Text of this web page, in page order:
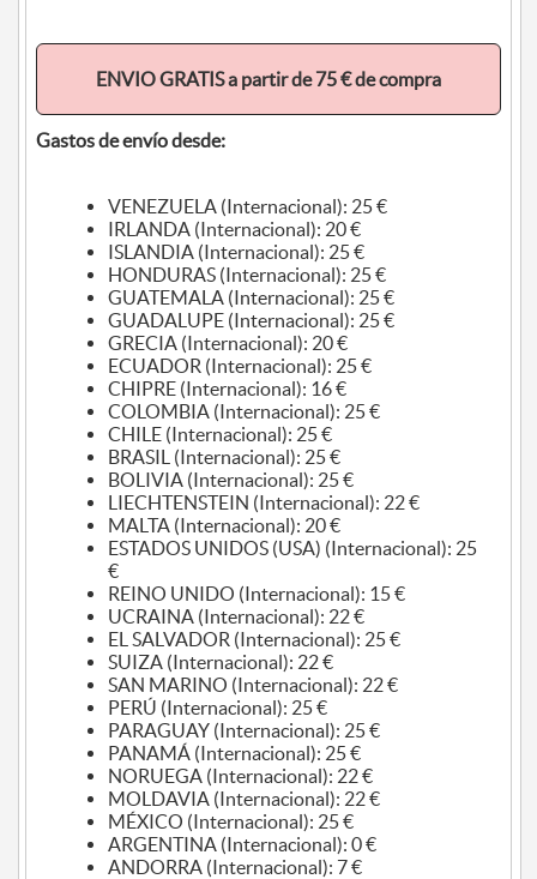
ENVIO GRATIS a partir de 75 € de compra
Gastos de envío desde:
VENEZUELA (Internacional): 25 €
IRLANDA (Internacional): 20 €
ISLANDIA (Internacional): 25 €
HONDURAS (Internacional): 25 €
GUATEMALA (Internacional): 25 €
GUADALUPE (Internacional): 25 €
GRECIA (Internacional): 20 €
ECUADOR (Internacional): 25 €
CHIPRE (Internacional): 16 €
COLOMBIA (Internacional): 25 €
CHILE (Internacional): 25 €
BRASIL (Internacional): 25 €
BOLIVIA (Internacional): 25 €
LIECHTENSTEIN (Internacional): 22 €
MALTA (Internacional): 20 €
ESTADOS UNIDOS (USA) (Internacional): 25
€
REINO UNIDO (Internacional): 15 €
UCRAINA (Internacional): 22 €
EL SALVADOR (Internacional): 25 €
SUIZA (Internacional): 22 €
SAN MARINO (Internacional): 22 €
PERÚ (Internacional): 25 €
PARAGUAY (Internacional): 25 €
PANAMÁ (Internacional): 25 €
NORUEGA (Internacional): 22 €
MOLDAVIA (Internacional): 22 €
MÉXICO (Internacional): 25 €
ARGENTINA (Internacional): 0 €
ANDORRA (Internacional): 7 €